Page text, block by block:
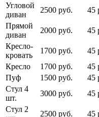
Угловой
диван
2500 руб. 45
Прямой
диван
2000 руб. 45
Кресло-
кровать
1700 руб. 45
Кресло
1700 руб. 45
Пуф
1500 руб. 45
Стул 4
шт.
3000 руб. 45
Стул 2
2500 руб. 45